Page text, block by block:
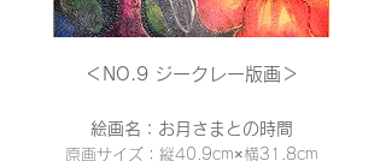
＜NO.9 ジークレー版画＞
絵画名：お月さまとの時間
原画サイズ：縦40.9cm×横31 .8cm